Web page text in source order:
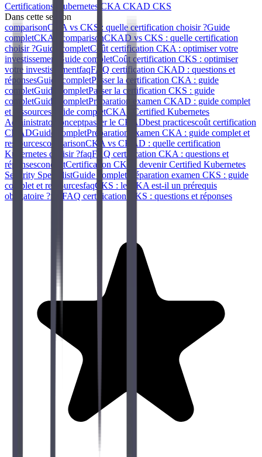
Certifications Kubernetes CKA CKAD CKS
Dans cette section
comparisonCKA vs CKS : quelle certification choisir ?Guide
completCKAD comparisonCKAD vs CKS : quelle certification
choisir ?Guide completCoût certification CKA : optimiser votre
investissement
Guide completCoût certification CKS : optimiser
votre investissementfaqFAQ certification CKAD : questions et
réponsesGuide completPasser la certification CKA : guide
completGuide completPasser la certification CKS : guide
completGuide completPréparation examen CKAD : guide complet
et ressourcesGuide completCKA : Certified Kubernetes
Administrator
conceptpasser le CKADbest practicescoût certification
CKADGuide completPréparation examen CKA : guide complet et
ressourcescomparisonCKA vs CKAD : quelle certification
Kubernetes choisir ?faqFAQ certification CKA : questions et
réponsesconceptCertification CKS : devenir Certified Kubernetes
Security SpecialistGuide complet Préparation examen CKS : guide
complet et ressourcesfaqCKS : le CKA est-il un prérequis
obligatoire ?faq FAQ certification CKS : questions et réponses